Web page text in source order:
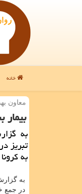
خانه
معاون
به
تبریز
به
به
در جمع